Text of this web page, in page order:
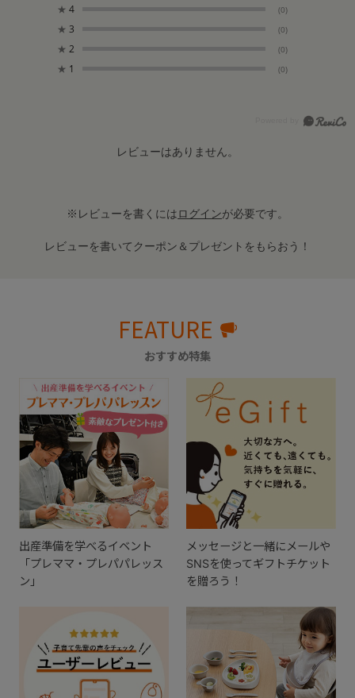
★ 4 (0)
★ 3 (0)
★ 2 (0)
★ 1 (0)
レビューはありません。
※レビューを書くにはログインが必要です。
レビューを書いてクーポン＆プレゼントをもらおう！
FEATURE
おすすめ特集
出産準備を学べるイベント
「プレママ・プレパパレッス
ン」
メッセージと一緒にメールや
SNSを使ってギフトチケット
を贈ろう！